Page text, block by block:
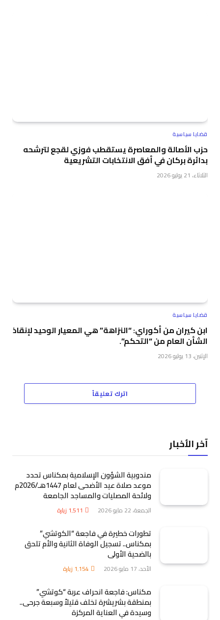
قضايا سياسية
حزب الأصالة والمعاصرة يستقطب فوزي لقجع لترشحه
بدائرة بركان في أفق الانتخابات التشريعية
الثلاثاء، 21 يوليو 2026
قضايا سياسية
ابن كيران من أكوراي: “النزاهة” هي المعيار الوحيد لإنقاذ
الشأن العام من “التحكم”.
الإثنين، 13 يوليو 2026
اترك تعليقاً
آخر الأخبار
مندوبية الشؤون الإسلامية بمكناس تحدد
موعد صلاة عيد الأضحى لعام 1447هـ/2026م
ولائحة المصليات والمساجد الجامعة
الجمعة، 22 مايو 2026 1٬511 زيارة
تطورات خطيرة في فاجعة “الكوتشي”
بمكناس.. تسجيل الوفاة الثانية والأم تلحق
بالضحية الأولى
الأحد، 17 مايو 2026 1٬154 زيارة
مكناس: فاجعة انحراف عربة “كوتشي”
بمنطقة بشريشرة تخلف قتيلاً وسبعة جرحى..
وسيدة في العناية المركزة